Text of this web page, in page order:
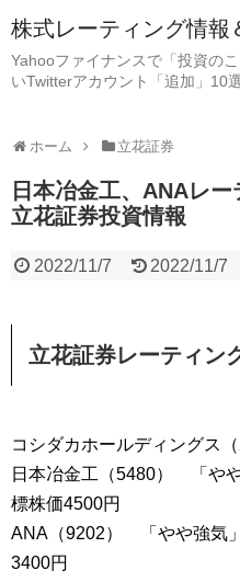
株式レーティング情報
Yahooファイナンスで「投資の
いTwitterアカウント「追加」10
ホーム 立花証券
日本冶金工、ANAレー
立花証券投資情報
2022/11/7 2022/11/7
立花証券レーティン
コシダカホールディングス
日本冶金工（5480） 「や
標株価4500円
ANA（9202） 「やや強気
3400円